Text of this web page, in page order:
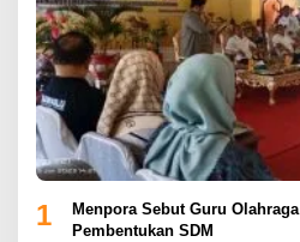
1
Menpora Sebut Guru
Pembentukan SDM